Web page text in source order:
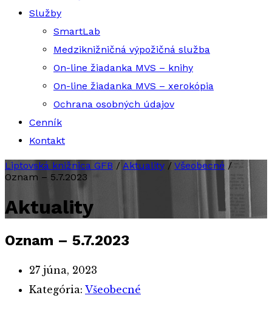
Služby
SmartLab
Medziknižničná výpožičná služba
On-line žiadanka MVS – knihy
On-line žiadanka MVS – xerokópia
Ochrana osobných údajov
Cenník
Kontakt
Liptovská knižnica GFB / Aktuality / Všeobecné /
Oznam – 5.7.2023
Aktuality
Oznam – 5.7.2023
27 júna, 2023
Kategória: Všeobecné